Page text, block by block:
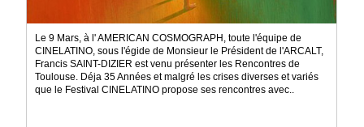
Le 9 Mars, à l' AMERICAN COSMOGRAPH, toute l'équipe de
CINELATINO, sous l'égide de Monsieur le Président de l'ARCALT,
Francis SAINT-DIZIER est venu présenter les Rencontres de
Toulouse. Déja 35 Années et malgré les crises diverses et variés
que le Festival CINELATINO propose ses rencontres avec..